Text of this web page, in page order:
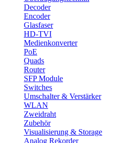
Decoder
Encoder
Glasfaser
HD-TVI
Medienkonverter
PoE
Quads
Router
SFP Module
Switches
Umschalter & Verstärker
WLAN
Zweidraht
Zubehör
Visualisierung & Storage
Analog Rekorder